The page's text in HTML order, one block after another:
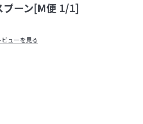
ビューを見る
プーン[M便 1/1]